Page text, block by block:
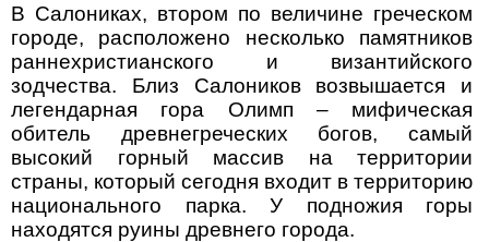
В Салониках, втором по величине греческом
городе, расположено несколько памятников
раннехристианского и византийского
зодчества. Близ Салоников возвышается и
легендарная гора Олимп – мифическая
обитель древнегреческих богов, самый
высокий горный массив на территории
страны, который сегодня входит в территорию
национального парка. У подножия горы
находятся руины древнего города.